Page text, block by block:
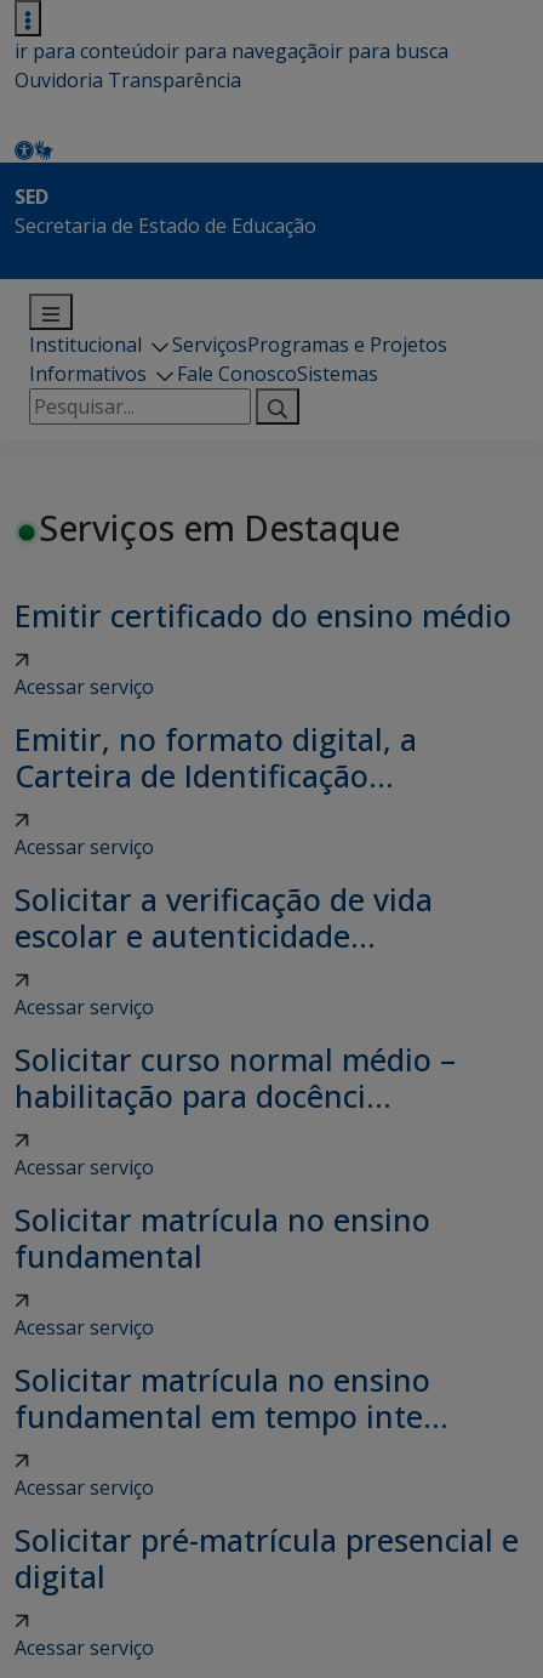
ir para conteúdoir para navegaçãoir para busca
Ouvidoria Transparência
SED
Secretaria de Estado de Educação
Institucional ServiçosProgramas e Projetos
Informativos
Fale ConoscoSistemas
Pesquisar
por:
Serviços em Destaque
Emitir certificado do ensino médio
Acessar serviço
Emitir, no formato digital, a
Carteira de Identificação...
Acessar serviço
Solicitar a verificação de vida
escolar e autenticidade...
Acessar serviço
Solicitar curso normal médio –
habilitação para docênci...
Acessar serviço
Solicitar matrícula no ensino
fundamental
Acessar serviço
Solicitar matrícula no ensino
fundamental em tempo inte...
Acessar serviço
Solicitar pré-matrícula presencial e
digital
Acessar serviço